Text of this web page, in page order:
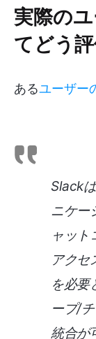
実際の
てどう
あるユーザー
Slack
ニケー
ャット
アクセ
を必要
ープ/
統合が